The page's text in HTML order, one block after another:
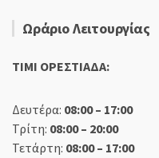
Ωράριο Λειτουργίας
TIMI ΟΡΕΣΤΙΑΔΑ:
Δευτέρα: 08:00 – 17:00
Τρίτη: 08:00 – 20:00
Τετάρτη: 08:00 – 17:00